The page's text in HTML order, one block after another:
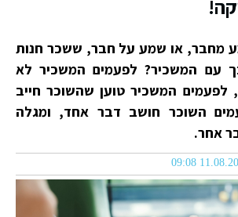
מחבר, או שמע על חבר, ששכר חנות
עם המשכיר? לפעמים המשכיר לא
לפעמים המשכיר טוען שהשוכר חייב
השוכר חושב דבר אחד, ומגלה
אחר.